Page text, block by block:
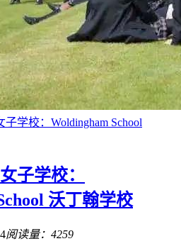
学校：Woldingham School
子学校：
沃丁翰学校
阅读量：4259